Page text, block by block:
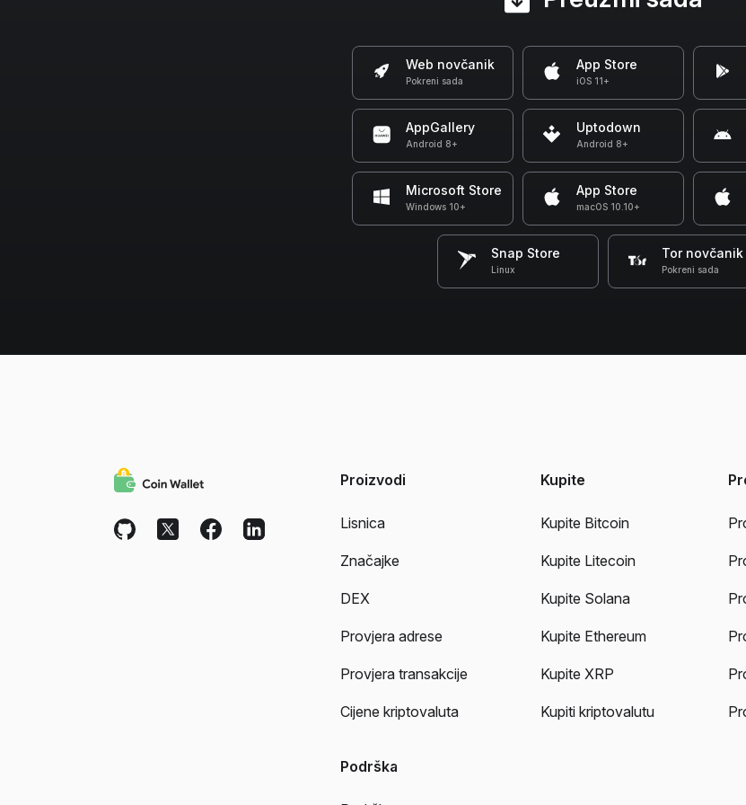
Web novčanik
Pokreni sada
App Store
iOS 11+
AppGallery
Android 8+
Uptodown
Android 8+
Microsoft Store
Windows 10+
App Store
macOS 10.10+
Snap Store
Linux
Tor novčanik
Pokreni sada
Proizvodi
Lisnica
Značajke
DEX
Provjera adrese
Provjera transakcije
Cijene kriptovaluta
Kupite
Kupite Bitcoin
Kupite Litecoin
Kupite Solana
Kupite Ethereum
Kupite XRP
Kupiti kriptovalutu
Podrška